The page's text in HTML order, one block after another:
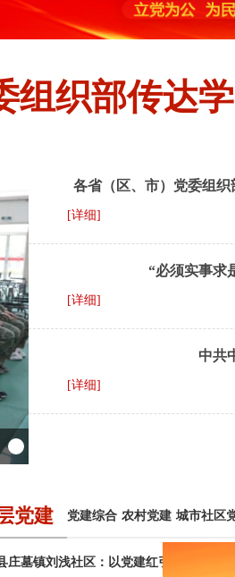
组织部传达
各省（区、市）党委组
[详细]
“必须实事求
[详细]
中共
[详细]
党建 党建综合 农村党建 城市社区
庄墓镇刘浅社区：以党建红引领法治…